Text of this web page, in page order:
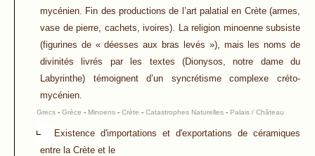
mycénien. Fin des productions de l’art palatial en Crète (armes,
vase de pierre, cachets, ivoires). La religion minoenne subsiste
(figurines de « déesses aux bras levés »), mais les noms de
divinités livrés par les textes (Dionysos, notre dame du
Labyrinthe) témoignent d’un syncrétisme complexe créto-
mycénien.
Grecs - Grèce - Minoens - Crète - Catastrophes Naturelles - Palais / Château
Existence d'importations et d'exportations de céramiques
entre la Crète et le